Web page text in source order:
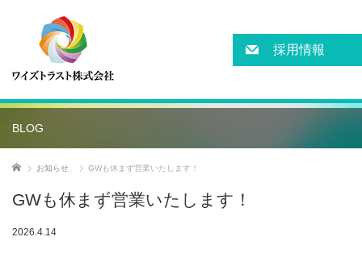
採用情報
BLOG
ホーム お知らせ GWも休まず営業いたします！
GWも休まず営業いたします！
2026.4.14